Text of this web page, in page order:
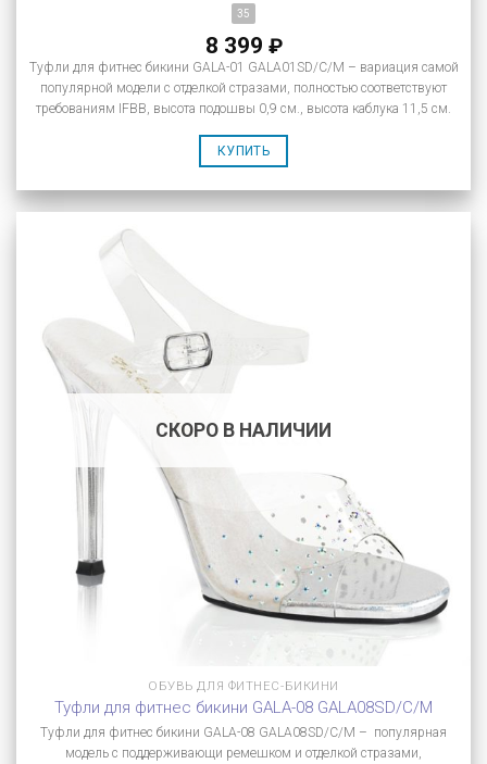
35
8 399 ₽
Туфли для фитнес бикини GALA-01 GALA01SD/C/M – вариация самой
популярной модели с отделкой стразами, полностью соответствуют
требованиям IFBB, высота подошвы 0,9 см., высота каблука 11,5 см.
КУПИТЬ
СКОРО В НАЛИЧИИ
ОБУВЬ ДЛЯ ФИТНЕС-БИКИНИ
Туфли для фитнес бикини GALA-08 GALA08SD/C/M
Туфли для фитнес бикини GALA-08 GALA08SD/C/M – популярная
модель с поддерживающи ремешком и отделкой стразами,